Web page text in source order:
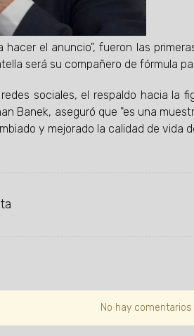
el anuncio", fueron las
será su compañero de fórmula
sociales, el respaldo hacia la
Banek, aseguró que "es una
y mejorado la calidad de vida
No hay comentarios